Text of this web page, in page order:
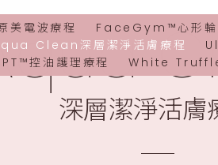
電波療程 FaceGym™心形輪
Clean深層潔淨活膚療程
控油護理療程 White
深層潔淨活膚